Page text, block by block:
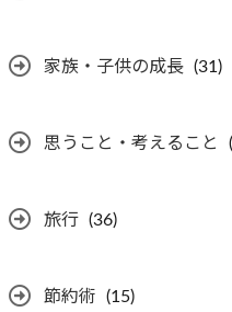
家族・子供の成長 (31)
思うこと・考えること
旅行 (36)
節約術 (15)